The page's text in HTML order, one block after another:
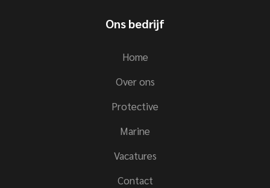
Ons bedrijf
Home
Over ons
Protective
Marine
Vacatures
Contact